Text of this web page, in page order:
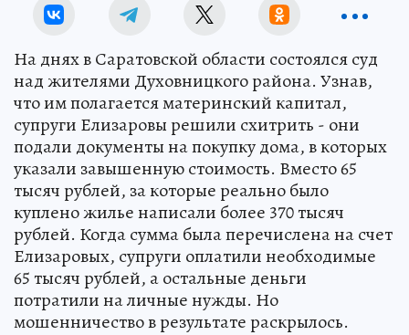
На днях в Саратовской области состоялся суд
над жителями Духовницкого района. Узнав,
что им полагается материнский капитал,
супруги Елизаровы решили схитрить - они
подали документы на покупку дома, в которых
указали завышенную стоимость. Вместо 65
тысяч рублей, за которые реально было
куплено жилье написали более 370 тысяч
рублей. Когда сумма была перечислена на счет
Елизаровых, супруги оплатили необходимые
65 тысяч рублей, а остальные деньги
потратили на личные нужды. Но
мошенничество в результате раскрылось.